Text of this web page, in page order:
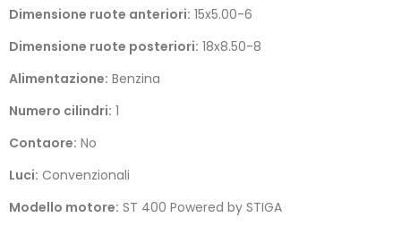
Dimensione ruote anteriori: 15x5.00-6
Dimensione ruote posteriori: 18x8.50-8
Alimentazione: Benzina
Numero cilindri: 1
Contaore: No
Luci: Convenzionali
Modello motore: ST 400 Powered by STIGA